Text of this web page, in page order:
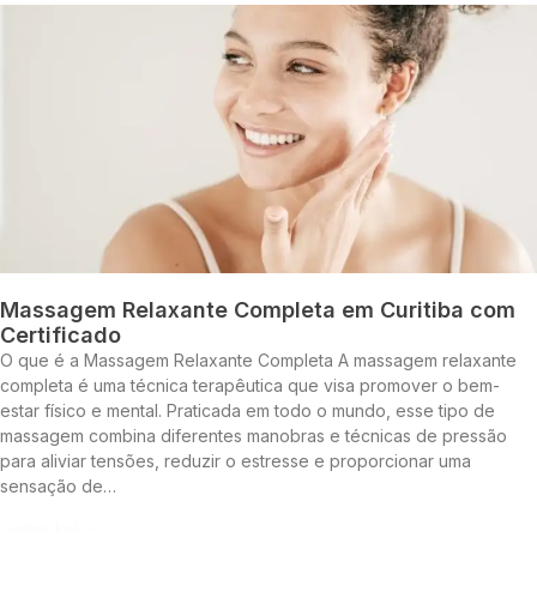
Massagem Relaxante Completa em Curitiba com
Certificado
O que é a Massagem Relaxante Completa A massagem relaxante
completa é uma técnica terapêutica que visa promover o bem-
estar físico e mental. Praticada em todo o mundo, esse tipo de
massagem combina diferentes manobras e técnicas de pressão
para aliviar tensões, reduzir o estresse e proporcionar uma
sensação de…